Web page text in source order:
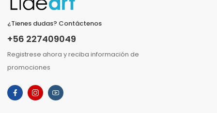
¿Tienes dudas? Contáctenos
+56 227409049
Registrese ahora y reciba información de
promociones